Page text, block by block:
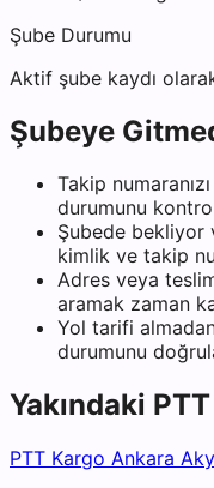
Şube Durumu
Aktif şube kaydı
Şubeye
Takip
durumunu
Şubede bekliyor
kimlik ve takip
Adres veya
aramak zaman
Yol tarifi
durumunu
Yakındaki
PTT Kargo Ankara